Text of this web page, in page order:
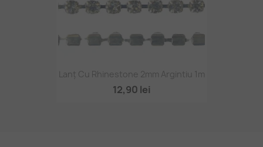
Lanț Cu Rhinestone 2mm Argintiu 1m
12,90 lei